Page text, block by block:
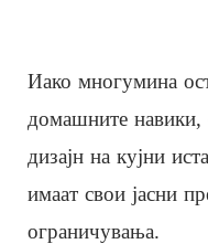
Иако многумина
домашните навики,
дизајн на кујни
имаат свои јасни
ограничувања.